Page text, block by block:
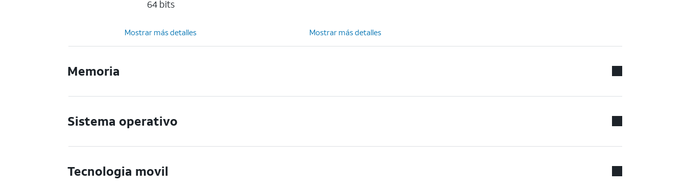
64 bits
Mostrar más detalles Mostrar más detalles
Memoria
Sistema operativo
Tecnologia movil